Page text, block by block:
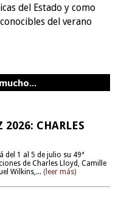
del Estado y como
del verano
2026: CHARLES
del 1 al 5 de julio su 49ª
de Charles Lloyd, Camille
Wilkins,... (leer más)